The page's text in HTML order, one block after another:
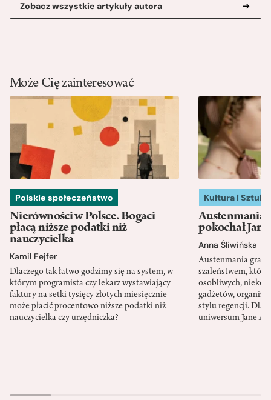
Zobacz wszystkie artykuły autora
Może Cię zainteresować
Polskie społeczeństwo
Nierówności w Polsce. Bogaci
płacą niższe podatki niż
nauczycielka
Kamil Fejfer
Dlaczego tak łatwo godzimy się na system, w
którym programista czy lekarz wystawiający
faktury na setki tysięcy złotych miesięcznie
może płacić procentowo niższe podatki niż
nauczycielka czy urzędniczka?
Kultura i Sztuka
Austenmania.
pokochał
Anna Śliwińska
Austenmania
szaleństwem, które
osobliwych,
gadżetów,
stylu regencji.
uniwersum Jane